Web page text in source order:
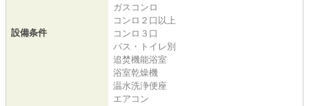
設備条件
ガスコンロ
コンロ２口以上
コンロ３口
バス・トイレ別
追焚機能浴室
浴室乾燥機
温水洗浄便座
エアコン